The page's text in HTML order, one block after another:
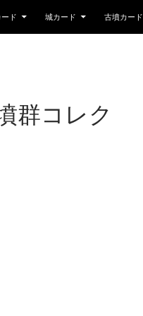
ド 城カード 古墳カード
群コレク